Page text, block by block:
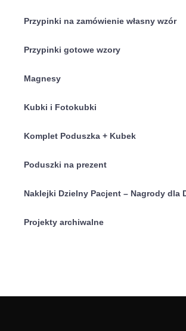
Przypinki na zamówienie własny wzór
Przypinki gotowe wzory
Magnesy
Kubki i Fotokubki
Komplet Poduszka + Kubek
Poduszki na prezent
Naklejki Dzielny Pacjent – Nagrody dla
Projekty archiwalne